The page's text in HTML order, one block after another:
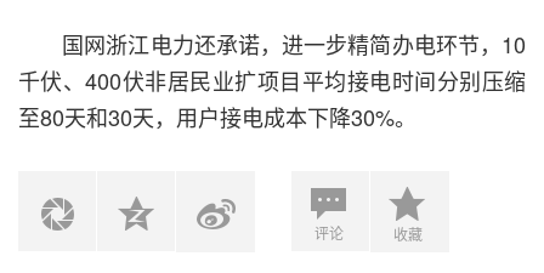
国网浙江电力还承诺，进一步精简办电环节，10
千伏、400伏非居民业扩项目平均接电时间分别压缩
至80天和30天，用户接电成本下降30%。
评论 收藏